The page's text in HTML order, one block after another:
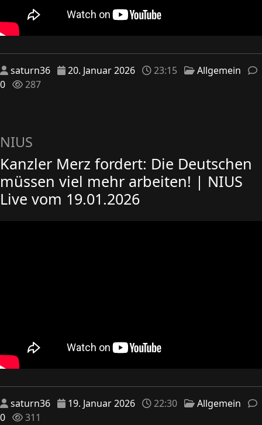
saturn36 20. Januar 2026 23:15
Allgemein
0
287
NIUS
Kanzler Merz fordert: Die Deutschen
müssen viel mehr arbeiten! | NIUS
Live vom 19.01.2026
saturn36 19. Januar 2026 22:30
Allgemein
0
311